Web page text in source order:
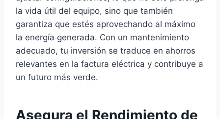
la vida útil del equipo, sino que también
garantiza que estés aprovechando al máximo
la energía generada. Con un mantenimiento
adecuado, tu inversión se traduce en ahorros
relevantes en la factura eléctrica y contribuye a
un futuro más verde.
Asegura el Rendimiento de